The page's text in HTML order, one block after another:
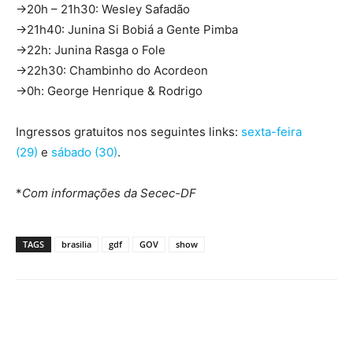
→20h – 21h30: Wesley Safadão
→21h40: Junina Si Bobiá a Gente Pimba
→22h: Junina Rasga o Fole
→22h30: Chambinho do Acordeon
→0h: George Henrique & Rodrigo
Ingressos gratuitos nos seguintes links: sexta-feira
(29) e sábado (30).
*Com informações da Secec-DF
TAGS brasilia gdf GOV show